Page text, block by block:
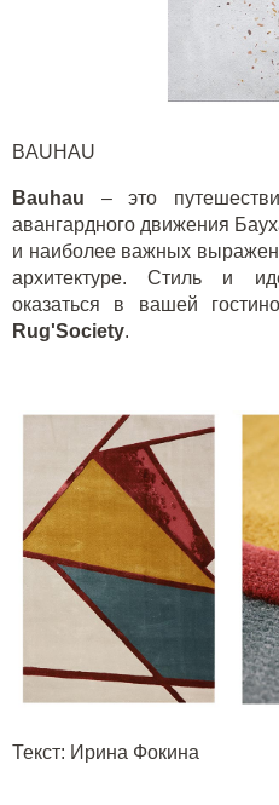
BAUHAU
Bauhau
– это
авангардного движения
и наиболее важных
архитектуре. Стиль и
оказаться в вашей
Rug'Society.
Текст: Ирина Фокина